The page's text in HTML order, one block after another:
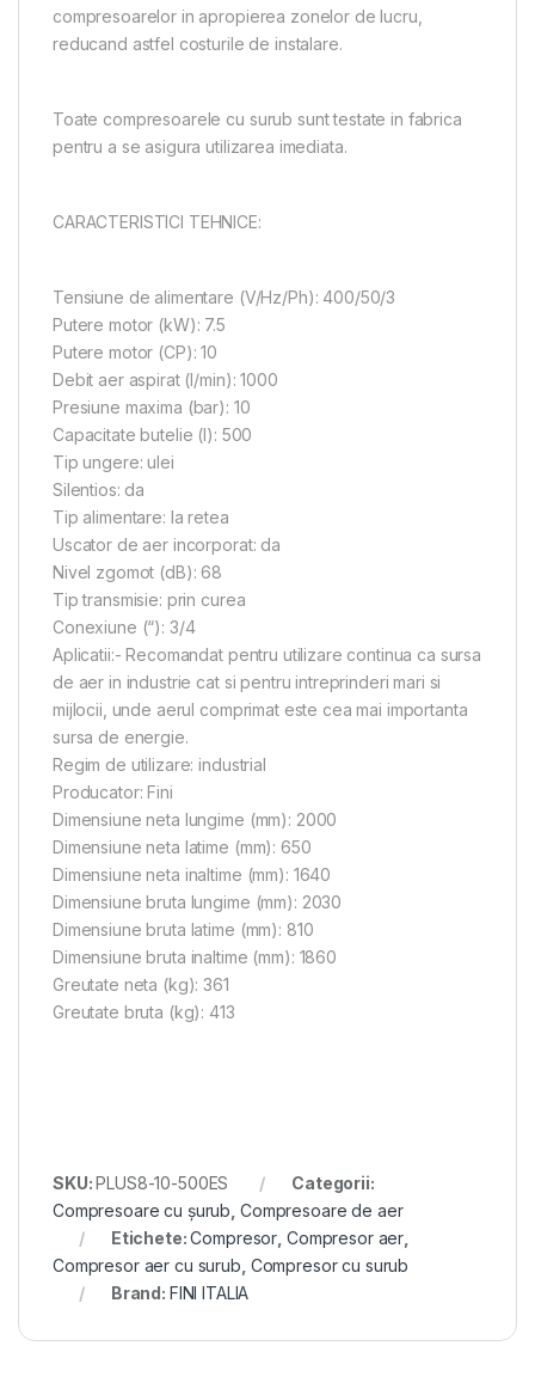
compresoarelor in apropierea zonelor de lucru,
reducand astfel costurile de instalare.
Toate compresoarele cu surub sunt testate in fabrica
pentru a se asigura utilizarea imediata.
CARACTERISTICI TEHNICE:
Tensiune de alimentare (V/Hz/Ph): 400/50/3
Putere motor (kW): 7.5
Putere motor (CP): 10
Debit aer aspirat (l/min): 1000
Presiune maxima (bar): 10
Capacitate butelie (l): 500
Tip ungere: ulei
Silentios: da
Tip alimentare: la retea
Uscator de aer incorporat: da
Nivel zgomot (dB): 68
Tip transmisie: prin curea
Conexiune (“): 3/4
Aplicatii:- Recomandat pentru utilizare continua ca sursa
de aer in industrie cat si pentru intreprinderi mari si
mijlocii, unde aerul comprimat este cea mai importanta
sursa de energie.
Regim de utilizare: industrial
Producator: Fini
Dimensiune neta lungime (mm): 2000
Dimensiune neta latime (mm): 650
Dimensiune neta inaltime (mm): 1640
Dimensiune bruta lungime (mm): 2030
Dimensiune bruta latime (mm): 810
Dimensiune bruta inaltime (mm): 1860
Greutate neta (kg): 361
Greutate bruta (kg): 413
SKU:PLUS8-10-500ES
Categorii:
Compresoare cu șurub Compresoare de aer
Etichete:Compresor Compresor aer
Compresor aer cu surub Compresor cu surub
Brand: FINI ITALIA